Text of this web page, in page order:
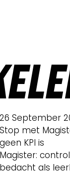
26 September
Stop met
geen KPI is
Magister:
bedacht als